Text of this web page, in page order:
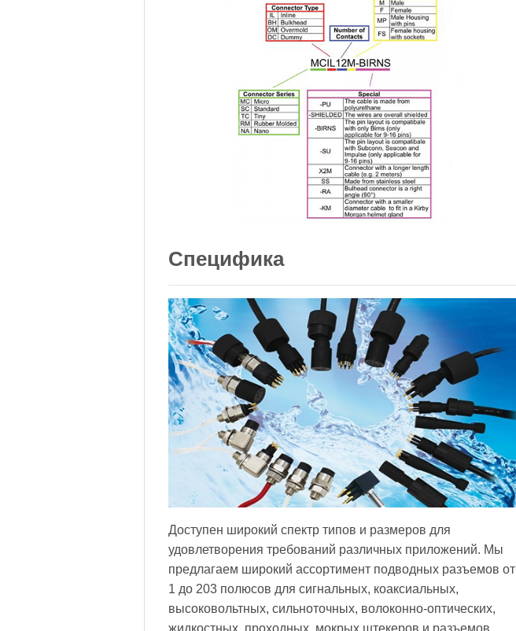
Специфика
Доступен широкий спектр типов и размеров для
удовлетворения требований различных приложений. Мы
предлагаем широкий ассортимент подводных разъемов от
1 до 203 полюсов для сигнальных, коаксиальных,
высоковольтных, сильноточных, волоконно-оптических,
жидкостных, проходных, мокрых штекеров и разъемов,